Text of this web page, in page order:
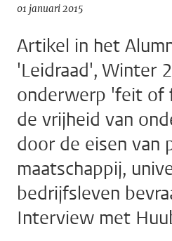
01 januari 2015
Artikel in het
'Leidraad', Winter
onderwerp 'feit of
de vrijheid van
door de eisen van
maatschappij,
bedrijfsleven
Interview met